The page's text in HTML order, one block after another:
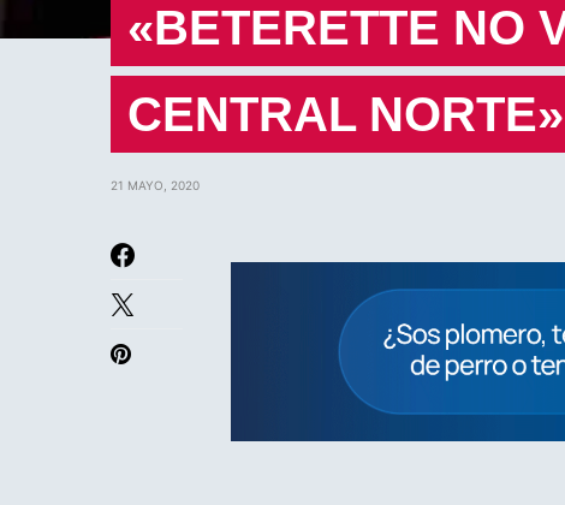
«BETERETTE NO
CENTRAL NORTE»
21 MAYO, 2020